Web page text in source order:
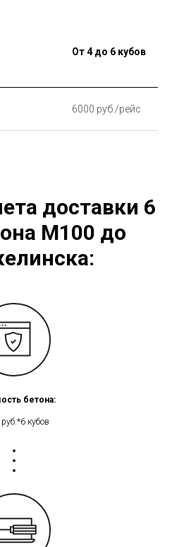
От 4 до 6 кубов
6000 руб./рейс
доставки 6
М100 до
бетона:
кубов